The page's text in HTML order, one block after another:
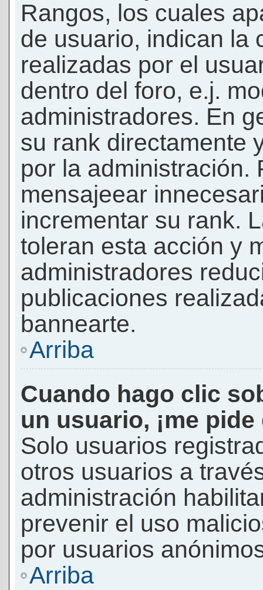
Rangos, los cuales
de usuario, indican la
realizadas por el
dentro del foro, e.j.
administradores. En
su rank directamente
por la administración.
mensajeear
incrementar su rank.
toleran esta acción y
administradores
publicaciones
bannearte.
Arriba
Cuando hago clic
un usuario, ¡me
Solo usuarios
otros usuarios a
administración
prevenir el uso
por usuarios
Arriba